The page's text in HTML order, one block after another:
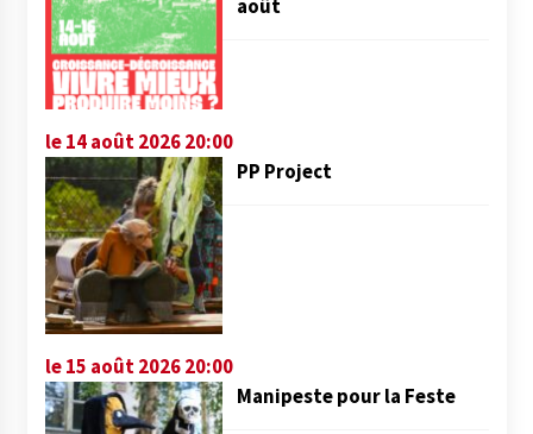
août
le 14 août 2026 20:00
PP Project
le 15 août 2026 20:00
Manipeste pour la Feste